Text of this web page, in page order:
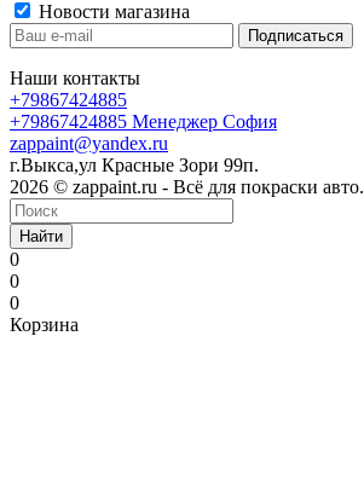
Новости магазина
Наши контакты
+79867424885
+79867424885 Менеджер София
zappaint@yandex.ru
г.Выкса,ул Красные Зори 99п.
2026 © zappaint.ru - Всё для покраски авто.
Найти
0
0
0
Корзина